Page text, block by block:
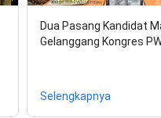
Dua Pasang Kandidat
Gelanggang Kongres
Selengkapnya